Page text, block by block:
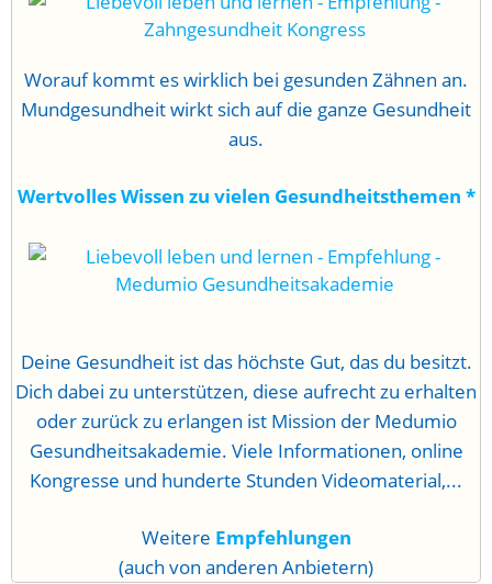
Worauf kommt es wirklich bei gesunden Zähnen an.
Mundgesundheit wirkt sich auf die ganze Gesundheit
aus.
Wertvolles Wissen zu vielen Gesundheitsthemen *
Deine Gesundheit ist das höchste Gut, das du besitzt.
Dich dabei zu unterstützen, diese aufrecht zu erhalten
oder zurück zu erlangen ist Mission der Medumio
Gesundheitsakademie. Viele Informationen, online
Kongresse und hunderte Stunden Videomaterial,...
Weitere Empfehlungen
(auch von anderen Anbietern)